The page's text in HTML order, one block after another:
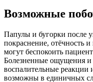
Возможные
Папулы и бугорки после
покраснение, отёчность
могут беспокоить
Болезненные ощущения
воспалительные реакции
возможны в единичных